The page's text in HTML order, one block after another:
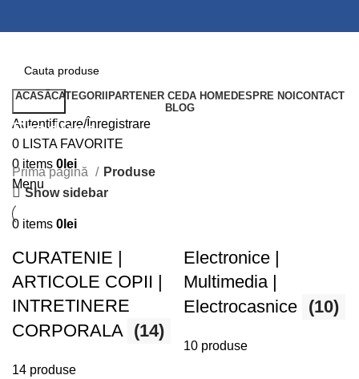
Search
Autentificare/Înregistrare
0 LISTA FAVORITE
0 items 0 lei
Menu
0 items 0 lei
ACASĂCATEGORII PARTENER CEDA HOMEDESPRE NOI CONTACT
BLOG
Produse
Prima pagină
Produse
Show sidebar
CURATENIE |
ARTICOLE COPII |
INTRETINERE
CORPORALA (14)
14 produse
Electronice |
Multimedia |
Electrocasnice (10)
10 produse